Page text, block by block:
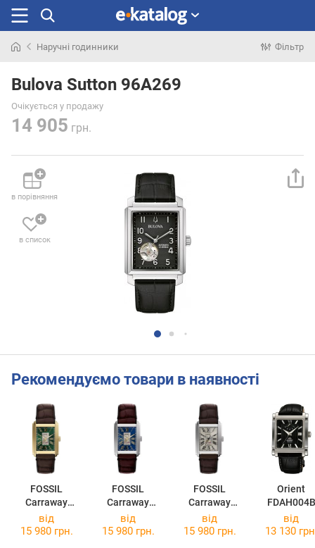
раніше
Наручні годинники Фільтр
Bulova Sutton 96A269
Очікується у продажу
14 905 грн.
в порівняння
в список
Рекомендуємо товари в наявності
FOSSIL
Carraway
ME3271
FOSSIL
Carraway
ME3273
FOSSIL
Carraway
ME3272
Orient
FDAH004B
від
15 980 грн.
від
15 980 грн.
від
15 980 грн.
від
13 130